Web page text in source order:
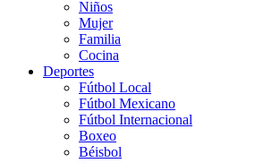
Niños
Mujer
Familia
Cocina
Deportes
Fútbol Local
Fútbol Mexicano
Fútbol Internacional
Boxeo
Béisbol